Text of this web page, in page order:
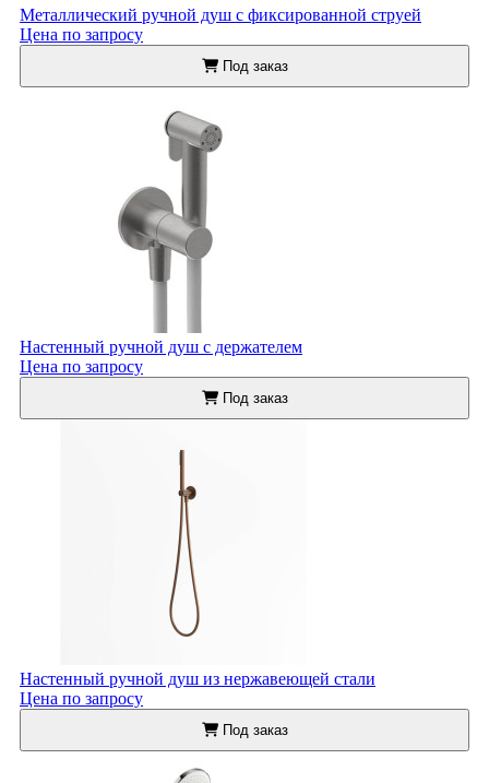
Металлический ручной душ с фиксированной струей
Цена по запросу
Под заказ
Настенный ручной душ с держателем
Цена по запросу
Под заказ
Настенный ручной душ из нержавеющей стали
Цена по запросу
Под заказ